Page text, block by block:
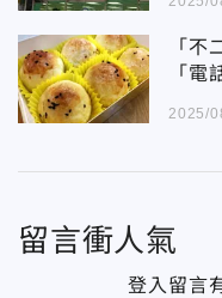
「
「電
2025/
留言衝人氣
登入留言